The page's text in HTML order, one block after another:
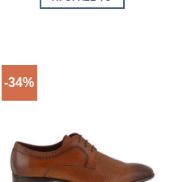
€109,00.
-34%